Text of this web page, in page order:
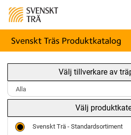
Välj tillverkare av
Välj
Svenskt Trä - Standardsortiment